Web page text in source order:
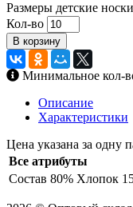
Размеры детские носки
Кол-во
В корзину
Минимальное кол-
Описание
Характеристики
Цена указана за одну
Все атрибуты
Состав 80% Хлопок